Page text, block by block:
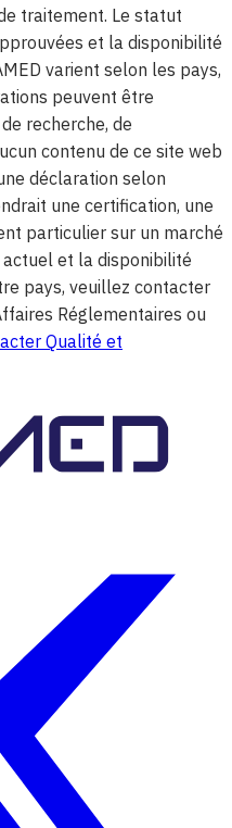
traitement. Le statut
et la disponibilité
varient selon les pays,
peuvent être
recherche, de
contenu de ce site web
déclaration selon
une certification, une
particulier sur un marché
et la disponibilité
pays, veuillez contacter
Réglementaires ou
Qualité et